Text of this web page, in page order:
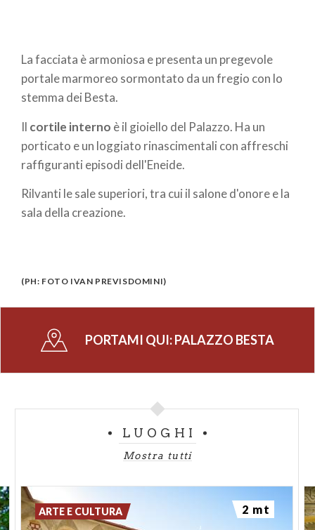
La facciata è armoniosa e presenta un pregevole
portale marmoreo sormontato da un fregio con lo
stemma dei Besta.
Il cortile interno è il gioiello del Palazzo. Ha un
porticato e un loggiato rinascimentali con affreschi
raffiguranti episodi dell'Eneide.
Rilvanti le sale superiori, tra cui il salone d'onore e la
sala della creazione.
(PH: FOTO IVAN PREVISDOMINI)
PORTAMI QUI:PALAZZO BESTA
LUOGHI
Mostra tutti
ARTE E CULTURA 2 mt